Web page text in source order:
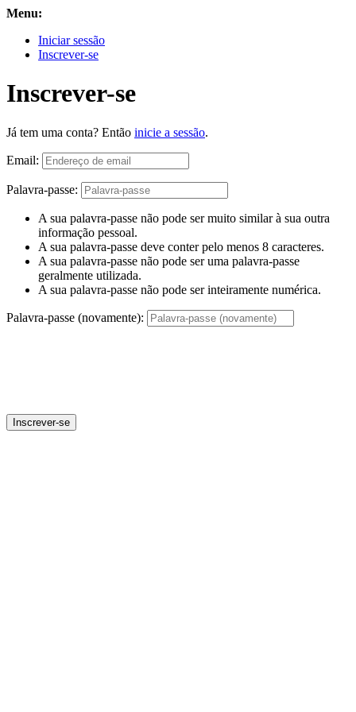
Menu:
Iniciar sessão
Inscrever-se
Inscrever-se
Já tem uma conta? Então inicie a sessão.
Email:
Palavra-passe:
A sua palavra-passe não pode ser muito similar à sua outra
informação pessoal.
A sua palavra-passe deve conter pelo menos 8 caracteres.
A sua palavra-passe não pode ser uma palavra-passe
geralmente utilizada.
A sua palavra-passe não pode ser inteiramente numérica.
Palavra-passe (novamente):
Inscrever-se